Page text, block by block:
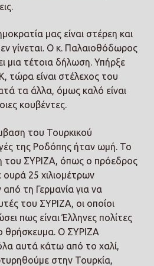
μας είναι στέρεη και
γίνεται. Ο κ. Παλαιοθόδωρος
μια τέτοια δήλωση. Υπήρξε
τώρα είναι στέλεχος του
τα άλλα, όμως καλό είναι
κουβέντες.
του Τουρκικού
της Ροδόπης ήταν ωμή. Το
του ΣΥΡΙΖΑ, όπως ο πρόεδρος
25 χιλιομέτρων
τη Γερμανία για να
του ΣΥΡΙΖΑ, οι οποίοι
πως είναι Έλληνες πολίτες
θρήσκευμα. Ο ΣΥΡΙΖΑ
όλα αυτά κάτω από το χαλί,
στην Τουρκία,